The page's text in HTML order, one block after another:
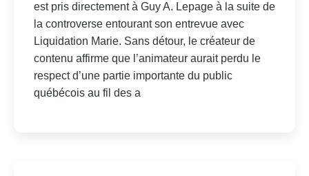
est pris directement à Guy A. Lepage à la suite de
la controverse entourant son entrevue avec
Liquidation Marie. Sans détour, le créateur de
contenu affirme que l’animateur aurait perdu le
respect d’une partie importante du public
québécois au fil des a